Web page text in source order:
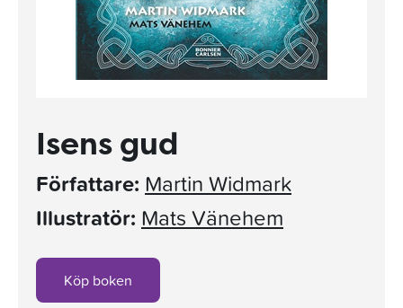
Isens gud
Författare: Martin Widmark
Illustratör: Mats Vänehem
Köp boken